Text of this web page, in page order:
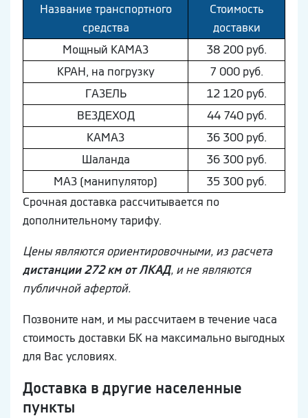
Название транспортного
средства
Стоимость
доставки
Мощный КAМAЗ
38 200 руб.
КРАН, на погрузку
7 000 руб.
ГAЗEЛЬ
12 120 руб.
ВEЗДEХОД
44 740 руб.
КAМAЗ
36 300 руб.
Шaлaнда
36 300 руб.
МAЗ (манипулятор)
35 300 руб.
Срочная доставка рассчитывается по
дополнительному тарифу.
Цены являются ориентировочными, из расчета
дистанции 272 км от ЛКАД, и не являются
публичной афертой.
Позвоните нам, и мы рассчитаем в течение часа
стоимость доставки БК на максимально выгодных
для Вас условиях.
Доставка в другие населенные
пункты